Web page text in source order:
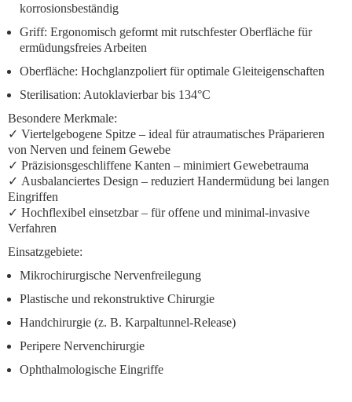
korrosionsbeständig
Griff: Ergonomisch geformt mit rutschfester Oberfläche für
ermüdungsfreies Arbeiten
Oberfläche: Hochglanzpoliert für optimale Gleiteigenschaften
Sterilisation: Autoklavierbar bis 134°C
Besondere Merkmale:
✓ Viertelgebogene Spitze – ideal für atraumatisches Präparieren
von Nerven und feinem Gewebe
✓ Präzisionsgeschliffene Kanten – minimiert Gewebetrauma
✓ Ausbalanciertes Design – reduziert Handermüdung bei langen
Eingriffen
✓ Hochflexibel einsetzbar– für offene und minimal-invasive
Verfahren
Einsatzgebiete:
Mikrochirurgische Nervenfreilegung
Plastische und rekonstruktive Chirurgie
Handchirurgie (z. B. Karpaltunnel-Release)
Peripere Nervenchirurgie
Ophthalmologische Eingriffe